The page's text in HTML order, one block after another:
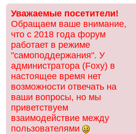
Уважаемые посетители!
Обращаем ваше внимание,
что с 2018 года форум
работает в режиме
"самоподдержания". У
администратора (Foxy) в
настоящее время нет
возможности отвечать на
ваши вопросы, но мы
приветствуем
взаимодействие между
пользователями